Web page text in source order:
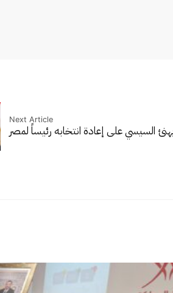
Next Article
السيسي على إعادة انتخابه رئيساً لمصر